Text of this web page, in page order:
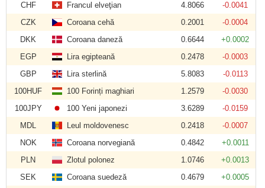
CHF
Francul elveţian 4.8066
-0.0041
CZK
Coroana cehă 0.2001
-0.0004
DKK
Coroana daneză 0.6644
+0.0002
EGP
Lira egipteană 0.2478
-0.0003
GBP
Lira sterlină 5.8083
-0.0113
100HUF
100 Forinți maghiari 1.2579
-0.0030
100JPY
100 Yeni japonezi 3.6289
-0.0159
MDL
Leul moldovenesc 0.2418
-0.0007
NOK
Coroana norvegiană 0.4842
+0.0011
PLN
Zlotul polonez 1.0746
+0.0013
SEK
Coroana suedeză 0.4679
+0.0005